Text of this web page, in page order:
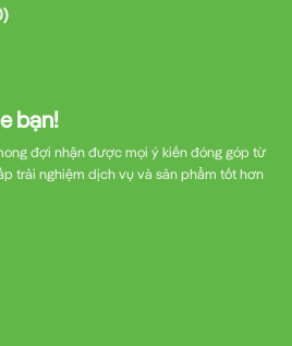
bạn!
đợi nhận được mọi ý kiến đóng góp từ
trải nghiệm dịch vụ và sản phẩm tốt hơn